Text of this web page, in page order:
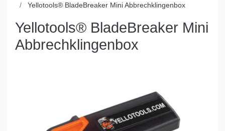
Yellotools® BladeBreaker Mini Abbrechklingenbox
Yellotools® BladeBreaker Mini
Abbrechklingenbox